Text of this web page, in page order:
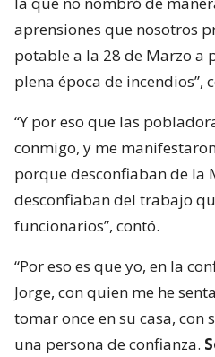
aprensiones que nosotros
potable a la 28 de Marzo a
plena época de incendios”,
“Y por eso que las
conmigo, y me
porque desconfiaban de
desconfiaban del trabajo
funcionarios”, contó.
“Por eso es que yo, en la
Jorge, con quien me he
tomar once en su casa, con
una persona de confianza.